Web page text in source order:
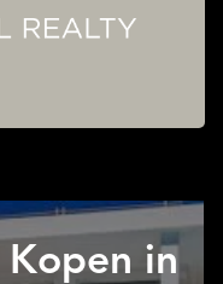
Kopen in